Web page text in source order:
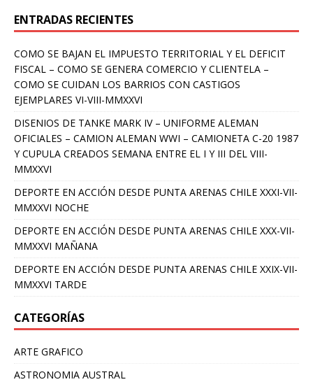
ENTRADAS RECIENTES
COMO SE BAJAN EL IMPUESTO TERRITORIAL Y EL DEFICIT
FISCAL – COMO SE GENERA COMERCIO Y CLIENTELA –
COMO SE CUIDAN LOS BARRIOS CON CASTIGOS
EJEMPLARES VI-VIII-MMXXVI
DISENIOS DE TANKE MARK IV – UNIFORME ALEMAN
OFICIALES – CAMION ALEMAN WWI – CAMIONETA C-20 1987
Y CUPULA CREADOS SEMANA ENTRE EL I Y III DEL VIII-
MMXXVI
DEPORTE EN ACCIÓN DESDE PUNTA ARENAS CHILE XXXI-VII-
MMXXVI NOCHE
DEPORTE EN ACCIÓN DESDE PUNTA ARENAS CHILE XXX-VII-
MMXXVI MAÑANA
DEPORTE EN ACCIÓN DESDE PUNTA ARENAS CHILE XXIX-VII-
MMXXVI TARDE
CATEGORÍAS
ARTE GRAFICO
ASTRONOMIA AUSTRAL